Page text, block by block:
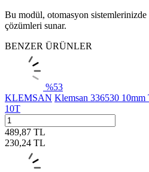
Bu modül, otomasyon
çözümleri sunar.
BENZER ÜRÜNLER
%53
KLEMSAN Klemsan 336530
10T
489,87 TL
230,24 TL